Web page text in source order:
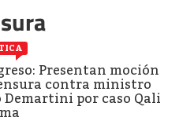
Presentan moción
contra ministro
Demartini por caso Qali